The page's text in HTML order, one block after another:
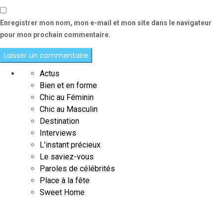
Enregistrer mon nom, mon e-mail et mon site dans le navigateur
pour mon prochain commentaire.
Actus
Bien et en forme
Chic au Féminin
Chic au Masculin
Destination
Interviews
L'instant précieux
Le saviez-vous
Paroles de célébrités
Place à la fête
Sweet Home